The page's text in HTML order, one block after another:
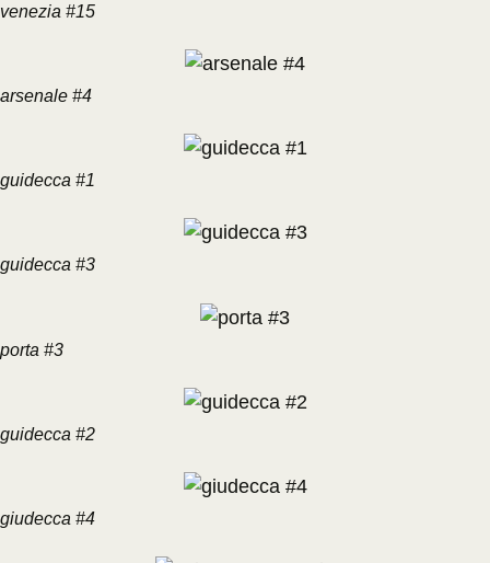
venezia #15
arsenale #4
guidecca #1
guidecca #3
porta #3
guidecca #2
giudecca #4